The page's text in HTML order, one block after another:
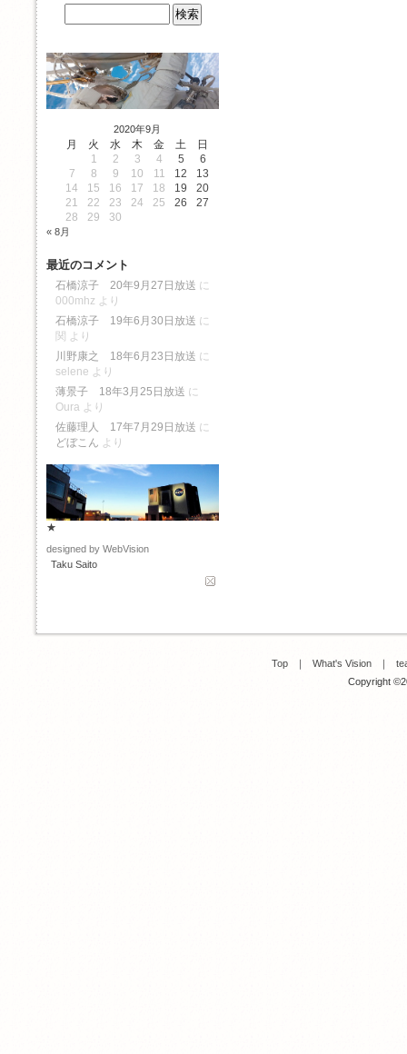
2020年9月
月 火 水 木 金 土
日
1
2 3 4 5
6
7
8 9 10 11 12
13
14
15 16 17 18 19
20
21
22 23 24 25 26
27
28
29 30
« 8月
最近のコメント
石橋涼子 20年9月27日放送 に
000mhz より
石橋涼子 19年6月30日放送 に
関 より
川野康之 18年6月23日放送 に
selene より
薄景子 18年3月25日放送 に
Oura より
佐藤理人 17年7月29日放送 に
どぼこん より
★
designed by WebVision
Taku Saito
Top ｜ What's Vision ｜
Copyright